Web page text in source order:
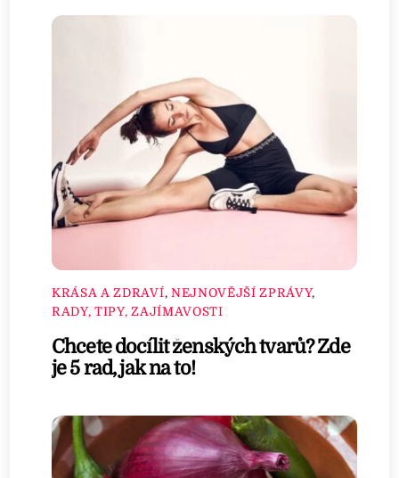
KRÁSA A ZDRAVÍ, NEJNOVĚJŠÍ ZPRÁVY,
RADY, TIPY, ZAJÍMAVOSTI
Chcete docílit ženských tvarů? Zde
je 5 rad, jak na to!